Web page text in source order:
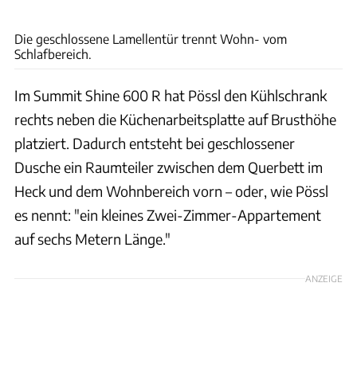
Die geschlossene Lamellentür trennt Wohn- vom
Schlafbereich.
Im Summit Shine 600 R hat Pössl den Kühlschrank
rechts neben die Küchenarbeitsplatte auf Brusthöhe
platziert. Dadurch entsteht bei geschlossener
Dusche ein Raumteiler zwischen dem Querbett im
Heck und dem Wohnbereich vorn – oder, wie Pössl
es nennt: "ein kleines Zwei-Zimmer-Appartement
auf sechs Metern Länge."
ANZEIGE